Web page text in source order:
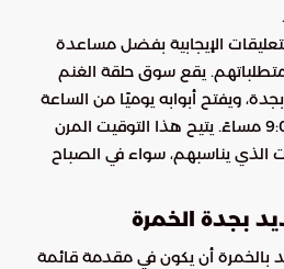
الإيجابية بفضل مساعدة
متطلباتهم. يقع سوق حلقة الغنم
ويفتح أبوابه يوميًا من الساعة
6:00 صباحًا حتى الساعة 9:00 مساءً. يتيح هذا التوقيت المرن
الذي يناسبهم، سواء في الصباح
بالخمرة أن يكون في مقدمة قائمة